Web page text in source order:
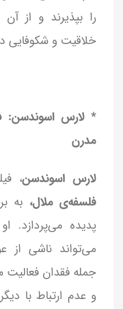
را بپذیرند و از آن
خلاقیت و شکوفایی
* لارس اسوندسن:
مدرن
لارس اسوندسن،
فلسفه‌ی ملال، به
پدیده می‌پردازد.
می‌تواند ناشی از
جمله فقدان فعالیت
و عدم ارتباط با